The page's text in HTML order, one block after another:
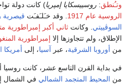
وتـُنطق: روسييسكايا إمپريا) كانت دولة تواجدت
الروسية عام 1917
. وقد خـَلـَفـَت قيصرية
السوڤييتي. وكانت ثاني أكبر إمبراطورية
الإطلاق، ولم تتجاوزها إلا إمبراطورية
من أوروبا الشرقية، عبر آسيا، إلى أمريكا
في بداية القرن التاسع عشر، كانت روسيا
من المحيط المتجمد الشمالي في الشمال